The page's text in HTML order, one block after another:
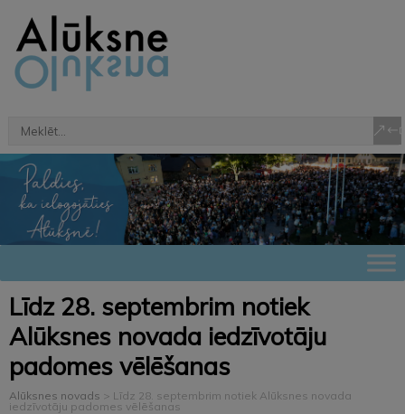
Līdz 28. septembrim notiek
Alūksnes novada iedzīvotāju
padomes vēlēšanas
Alūksnes novads > Līdz 28. septembrim notiek Alūksnes novada
iedzīvotāju padomes vēlēšanas